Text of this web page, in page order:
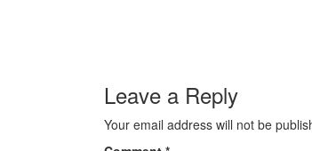
Leave a Reply
Your email address will not be